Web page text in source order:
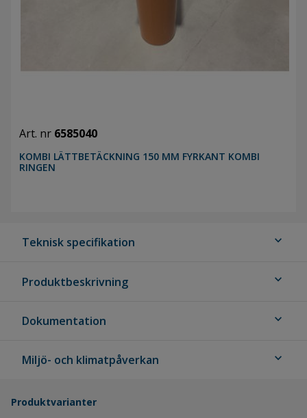
Art. nr 6585040
KOMBI LÄTTBETÄCKNING 150 MM FYRKANT KOMBI
RINGEN
Teknisk specifikation expand_more
Produktbeskrivning expand_more
Dokumentation expand_more
Miljö- och klimatpåverkan expand_more
Produktvarianter